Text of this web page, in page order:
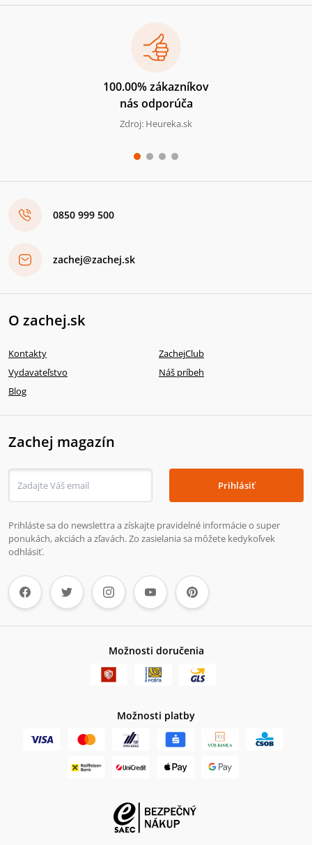
100.00% zákazníkov
nás odporúča
Zdroj: Heureka.sk
0850 999 500
zachej@zachej.sk
O zachej.sk
Kontakty
ZachejClub
Vydavateľstvo
Náš príbeh
Blog
Zachej magazín
Prihlásiť
Prihláste sa do newslettra a získajte pravidelné informácie o super
ponukách, akciách a zľavách. Zo zasielania sa môžete kedykoľvek
odhlásiť.
Možnosti doručenia
Možnosti platby